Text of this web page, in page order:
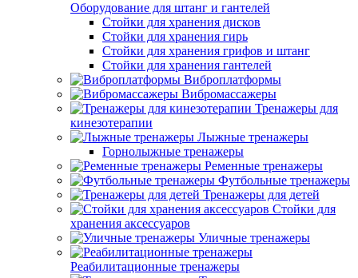
Оборудование для штанг и гантелей
Стойки для хранения дисков
Стойки для хранения гирь
Стойки для хранения грифов и штанг
Стойки для хранения гантелей
Виброплатформы
Вибромассажеры
Тренажеры для
кинезотерапии
Лыжные тренажеры
Горнолыжные тренажеры
Ременные тренажеры
Футбольные тренажеры
Тренажеры для детей
Стойки для
хранения аксессуаров
Уличные тренажеры
Реабилитационные тренажеры